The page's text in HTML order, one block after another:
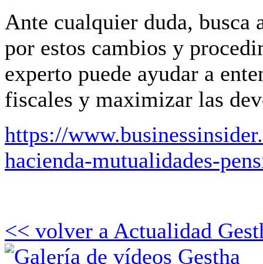
Ante cualquier duda, busca
por estos cambios y
experto puede ayudar a
fiscales y maximizar las
https://
hacienda-mutualidades-
<< volver a Actualidad